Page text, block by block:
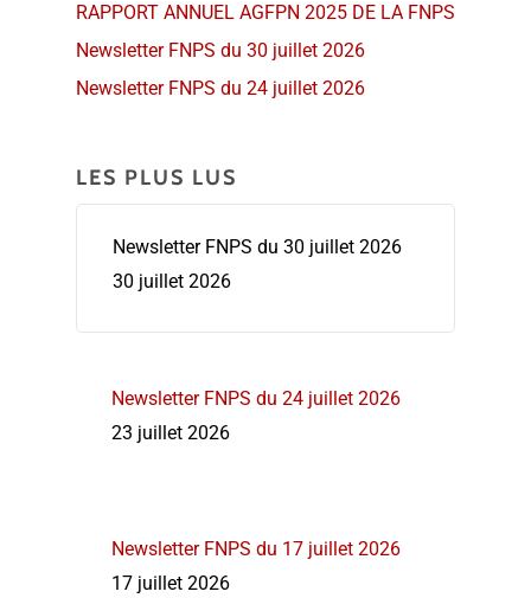
RAPPORT ANNUEL AGFPN 2025 DE LA FNPS
Newsletter FNPS du 30 juillet 2026
Newsletter FNPS du 24 juillet 2026
LES PLUS LUS
Newsletter FNPS du 30 juillet 2026
30 juillet 2026
Newsletter FNPS du 24 juillet 2026
23 juillet 2026
Newsletter FNPS du 17 juillet 2026
17 juillet 2026